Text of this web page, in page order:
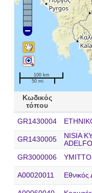
100 km
50 mi
Κωδικός
τόπου
GR1430004
GR1430005
NISIA
GR3000006
A00020011